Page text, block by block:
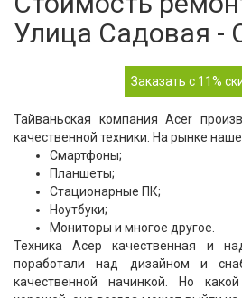
Улица Садовая -
Заказать с 11%
Тайваньская компания Acer
качественной техники. На рынке
Смартфоны;
Планшеты;
Стационарные ПК;
Ноутбуки;
Мониторы и многое другое.
Техника Асер качественная и
поработали над дизайном и
качественной начинкой. Но